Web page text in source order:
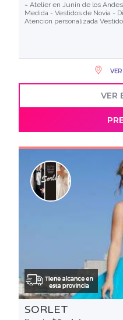
~ Atelier en Junin de los
Medida - Vestidos de Novia -
Atención personalizada
VER
SORLET